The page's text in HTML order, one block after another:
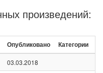
произведений:
Опубликовано Категории
03.03.2018